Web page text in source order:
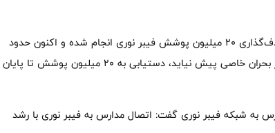
به گفته جعفرپور، بر اساس برنامه هفتم توسعه، هدف‌گذاری 20 میلیون پوشش فیبر نوری انجام شده و اکنون حدود
8 میلیون پوشش داریم و با توجه به روند فعلی، اگر بحران خاصی پیش نیاید، دستیابی به 20 میلیون پوشش تا پایان
به شبکه فیبر نوری گفت: اتصال مدارس به فیبر نوری با رشد